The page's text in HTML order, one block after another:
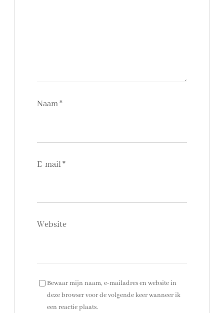
Naam*
E-mail*
Website
Bewaar mijn naam, e-mailadres en website in
deze browser voor de volgende keer wanneer ik
een reactie plaats.